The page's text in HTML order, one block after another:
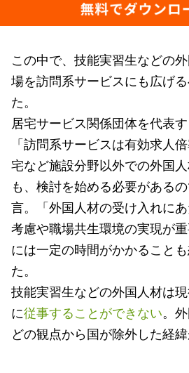
この中で、技能実習生などの
場を訪問系サービスにも広げ
た。
居宅サービス関係団体を代表す
「訪問系サービスは有効求人
宅など施設分野以外での外国
も、検討を始める必要がある
言。「外国人材の受け入れに
考慮や職場共生環境の実現が
には一定の時間がかかること
た。
技能実習生などの外国人材は
に従事することができない。
どの観点から国が除外した経緯